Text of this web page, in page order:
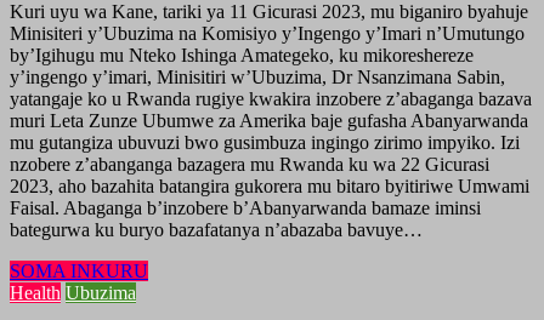
Kuri uyu wa Kane, tariki ya 11 Gicurasi 2023, mu biganiro byahuje
Minisiteri y’Ubuzima na Komisiyo y’Ingengo y’Imari n’Umutungo
by’Igihugu mu Nteko Ishinga Amategeko, ku mikoreshereze
y’ingengo y’imari, Minisitiri w’Ubuzima, Dr Nsanzimana Sabin,
yatangaje ko u Rwanda rugiye kwakira inzobere z’abaganga bazava
muri Leta Zunze Ubumwe za Amerika baje gufasha Abanyarwanda
mu gutangiza ubuvuzi bwo gusimbuza ingingo zirimo impyiko. Izi
nzobere z’abanganga bazagera mu Rwanda ku wa 22 Gicurasi
2023, aho bazahita batangira gukorera mu bitaro byitiriwe Umwami
Faisal. Abaganga b’inzobere b’Abanyarwanda bamaze iminsi
bategurwa ku buryo bazafatanya n’abazaba bavuye…
SOMA INKURU
Health Ubuzima